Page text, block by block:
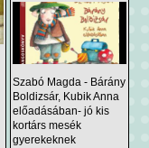
Szabó Magda - Bárány
Boldizsár, Kubik Anna
előadásában- jó kis
kortárs mesék
gyerekeknek